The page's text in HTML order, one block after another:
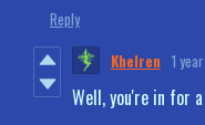
Reply
Khelren 1
Well, you're in for